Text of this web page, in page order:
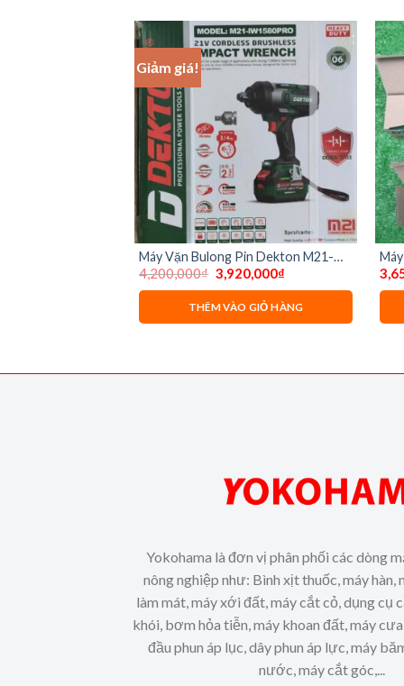
Giảm giá!
Máy Vặn Bulong Pin Dekton M21-
IW1580pro ( Chưa Pin & Sạc )
4,200,000₫ Giá
gốc
4,200,000₫.
3,920,000₫Giá
là:
3,920,000₫.
THÊM VÀO GIỎ HÀNG
Yokohama là đơn vị phân phối các dòng
nông nghiệp như: Bình xịt thuốc, máy hàn,
làm mát, máy xới đất, máy cắt cỏ, dụng cụ
khói, bơm hỏa tiễn, máy khoan đất, máy
đầu phun áp lục, dây phun áp lực, máy
nước, máy cắt góc,...